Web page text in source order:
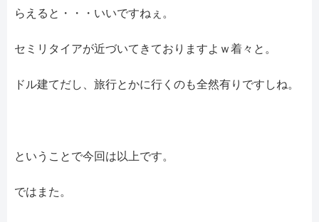
らえると・・・いいですねぇ。
セミリタイアが近づいてきておりますよｗ着々と。
ドル建てだし、旅行とかに行くのも全然有りですしね。
ということで今回は以上です。
ではまた。